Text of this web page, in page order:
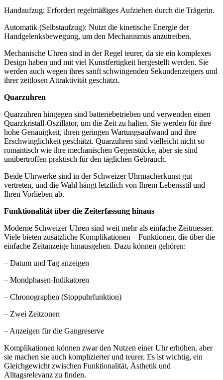
Handaufzug: Erfordert regelmäßiges Aufziehen durch die Trägerin.
Automatik (Selbstaufzug): Nutzt die kinetische Energie der
Handgelenksbewegung, um den Mechanismus anzutreiben.
Mechanische Uhren sind in der Regel teurer, da sie ein komplexes
Design haben und mit viel Kunstfertigkeit hergestellt werden. Sie
werden auch wegen ihres sanft schwingenden Sekundenzeigers und
ihrer zeitlosen Attraktivität geschätzt.
Quarzuhren
Quarzuhren hingegen sind batteriebetrieben und verwenden einen
Quarzkristall-Oszillator, um die Zeit zu halten. Sie werden für ihre
hohe Genauigkeit, ihren geringen Wartungsaufwand und ihre
Erschwinglichkeit geschätzt. Quarzuhren sind vielleicht nicht so
romantisch wie ihre mechanischen Gegenstücke, aber sie sind
unübertroffen praktisch für den täglichen Gebrauch.
Beide Uhrwerke sind in der Schweizer Uhrmacherkunst gut
vertreten, und die Wahl hängt letztlich von Ihrem Lebensstil und
Ihren Vorlieben ab.
Funktionalität über die Zeiterfassung hinaus
Moderne Schweizer Uhren sind weit mehr als einfache Zeitmesser.
Viele bieten zusätzliche Komplikationen – Funktionen, die über die
einfache Zeitanzeige hinausgehen. Dazu können gehören:
– Datum und Tag anzeigen
– Mondphasen-Indikatoren
– Chronographen (Stoppuhrfunktion)
– Zwei Zeitzonen
– Anzeigen für die Gangreserve
Komplikationen können zwar den Nutzen einer Uhr erhöhen, aber
sie machen sie auch komplizierter und teurer. Es ist wichtig, ein
Gleichgewicht zwischen Funktionalität, Ästhetik und
Alltagsrelevanz zu finden.